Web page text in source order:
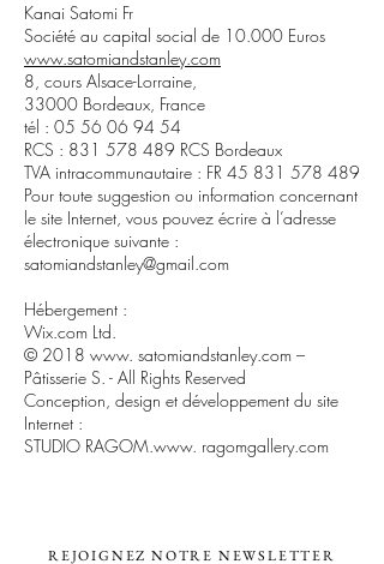
Kanai Satomi Fr
Société au capital social de 10.000 Euros
www.satomiandstanley.com
8, cours Alsace-Lorraine,
33000 Bordeaux, France
tél : 05 56 06 94 54
RCS : 831 578 489 RCS Bordeaux
TVA intracommunautaire : FR 45 831 578 489
Pour toute suggestion ou information concernant
le site Internet, vous pouvez écrire à l’adresse
électronique suivante :
satomiandstanley@gmail.com
Hébergement :
Wix.com Ltd.
© 2018 www. satomiandstanley.com –
Pâtisserie S. - All Rights Reserved
Conception, design et développement du site
Internet :
STUDIO RAGOM.www. ragomgallery.com
REJOIGNEZ NOTRE NEWSLETTER